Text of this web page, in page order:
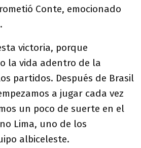
Conte, emocionado
victoria, porque
la vida adentro de la
partidos. Después de Brasil
a jugar cada vez
un poco de suerte en el
Lima, uno de los
albiceleste.